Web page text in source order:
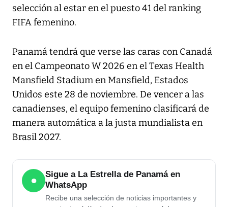
selección al estar en el puesto 41 del ranking
FIFA femenino.
Panamá tendrá que verse las caras con Canadá
en el Campeonato W 2026 en el Texas Health
Mansfield Stadium en Mansfield, Estados
Unidos este 28 de noviembre. De vencer a las
canadienses, el equipo femenino clasificará de
manera automática a la justa mundialista en
Brasil 2027.
●
Sigue a La Estrella de Panamá en
WhatsApp
Recibe una selección de noticias importantes y